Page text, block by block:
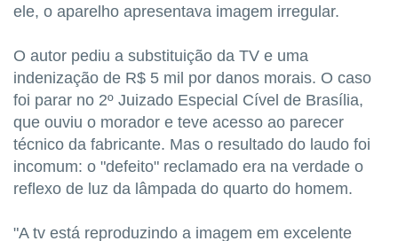
ele, o aparelho apresentava imagem irregular.
O autor pediu a substituição da TV e uma
indenização de R$ 5 mil por danos morais. O caso
foi parar no 2º Juizado Especial Cível de Brasília,
que ouviu o morador e teve acesso ao parecer
técnico da fabricante. Mas o resultado do laudo foi
incomum: o "defeito" reclamado era na verdade o
reflexo de luz da lâmpada do quarto do homem.
"A tv está reproduzindo a imagem em excelente